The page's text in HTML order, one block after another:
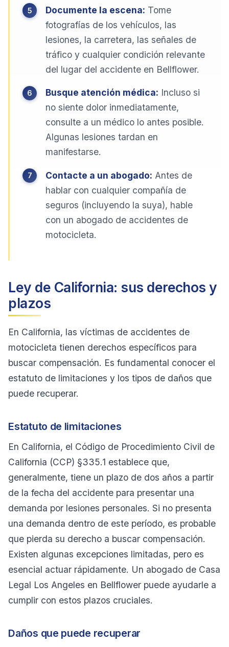
Documente la escena: Tome
fotografías de los vehículos, las
lesiones, la carretera, las señales de
tráfico y cualquier condición relevante
del lugar del accidente en Bellflower.
Busque atención médica: Incluso si
no siente dolor inmediatamente,
consulte a un médico lo antes posible.
Algunas lesiones tardan en
manifestarse.
Contacte a un abogado: Antes de
hablar con cualquier compañía de
seguros (incluyendo la suya), hable
con un abogado de accidentes de
motocicleta.
Ley de California: sus derechos y
plazos
En California, las víctimas de accidentes de
motocicleta tienen derechos específicos para
buscar compensación. Es fundamental conocer el
estatuto de limitaciones y los tipos de daños que
puede recuperar.
Estatuto de limitaciones
En California, el Código de Procedimiento Civil de
California (CCP) §335.1 establece que,
generalmente, tiene un plazo de dos años a partir
de la fecha del accidente para presentar una
demanda por lesiones personales. Si no presenta
una demanda dentro de este período, es probable
que pierda su derecho a buscar compensación.
Existen algunas excepciones limitadas, pero es
esencial actuar rápidamente. Un abogado de Casa
Legal Los Angeles en Bellflower puede ayudarle a
cumplir con estos plazos cruciales.
Daños que puede recuperar